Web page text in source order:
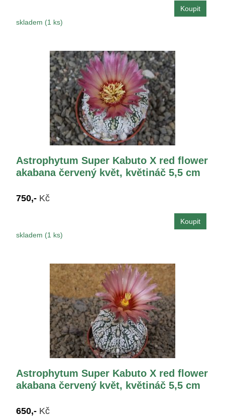
skladem (1 ks)
Astrophytum Super Kabuto X red flower
akabana červený květ, květináč 5,5 cm
750,- Kč
skladem (1 ks)
Astrophytum Super Kabuto X red flower
akabana červený květ, květináč 5,5 cm
650,- Kč